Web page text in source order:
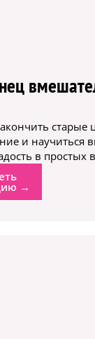
старые
и научиться
в простых
→